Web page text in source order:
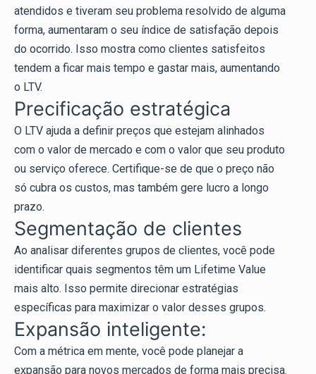
atendidos e tiveram seu problema resolvido de alguma
forma, aumentaram o seu índice de satisfação depois
do ocorrido. Isso mostra como clientes satisfeitos
tendem a ficar mais tempo e gastar mais, aumentando
o LTV.
Precificação estratégica
O LTV ajuda a definir preços que estejam alinhados
com o valor de mercado e com o valor que seu produto
ou serviço oferece. Certifique-se de que o preço não
só cubra os custos, mas também gere lucro a longo
prazo.
Segmentação de clientes
Ao analisar diferentes grupos de clientes, você pode
identificar quais segmentos têm um Lifetime Value
mais alto. Isso permite direcionar estratégias
específicas para maximizar o valor desses grupos.
Expansão inteligente:
Com a métrica em mente, você pode planejar a
expansão para novos mercados de forma mais precisa.